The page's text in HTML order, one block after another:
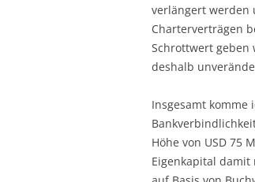
verlängert werden
Charterverträgen
Schrottwert
deshalb
Insgesamt komme
Höhe von USD 75
Eigenkapital damit